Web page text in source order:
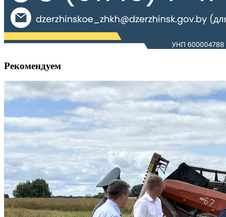
Рекомендуем